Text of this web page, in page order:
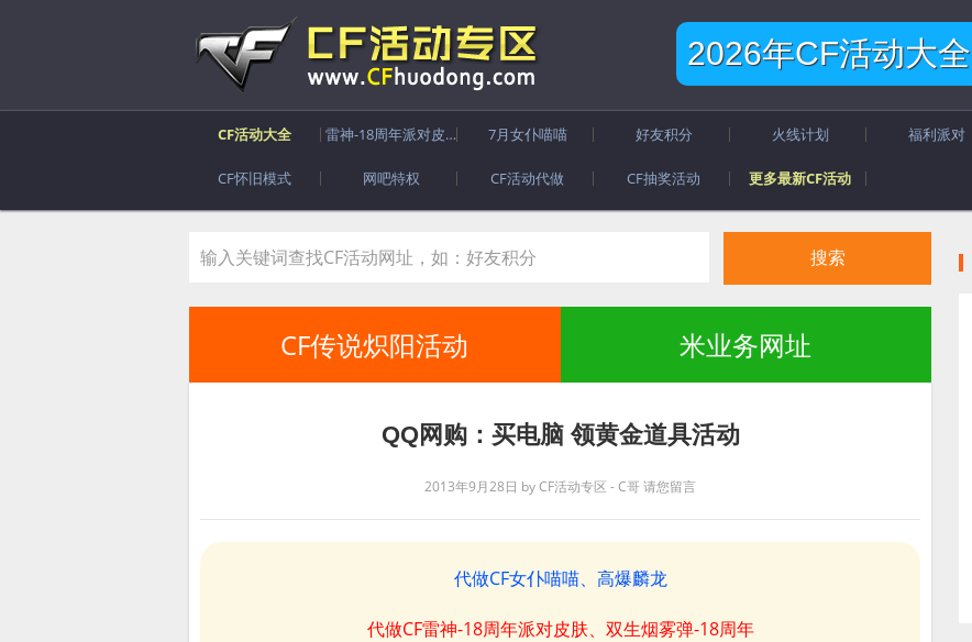
2026年CF活动大全
CF活动大全 雷神-18周年派对皮肤 7月女仆喵喵 好友积分 火线计划 福利派对
CF怀旧模式 网吧特权 CF活动代做 CF抽奖活动 更多最新CF活动
CF传说炽阳活动 米业务网址
QQ网购：买电脑 领黄金道具活动
2013年9月28日 byCF活动专区 - C哥请您留言
代做CF女仆喵喵、高爆麟龙
代做CF雷神-18周年派对皮肤、双生烟雾弹-18周年